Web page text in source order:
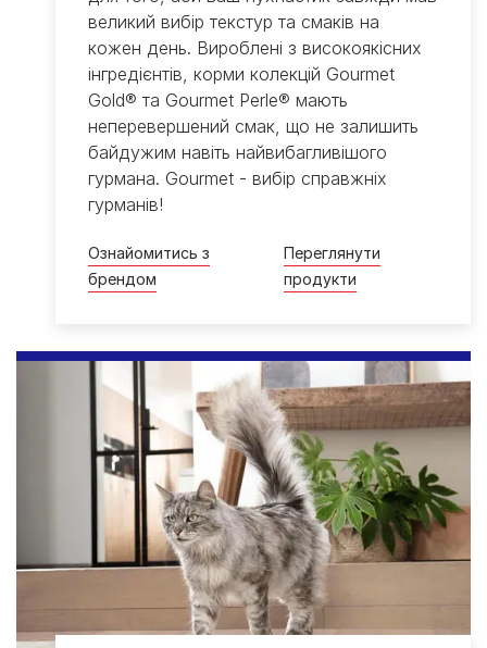
великий вибір текстур та смаків на
кожен день. Вироблені з високоякісних
інгредієнтів, корми колекцій Gourmet
Gold® та Gourmet Perle® мають
неперевершений смак, що не залишить
байдужим навіть найвибагливішого
гурмана. Gourmet - вибір справжніх
гурманів!
Ознайомитись з
брендом
Переглянути
продукти